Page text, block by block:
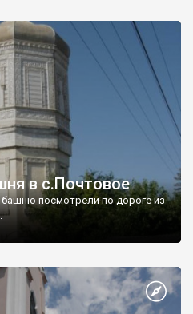
в с.Почтовое
посмотрели по дороге из